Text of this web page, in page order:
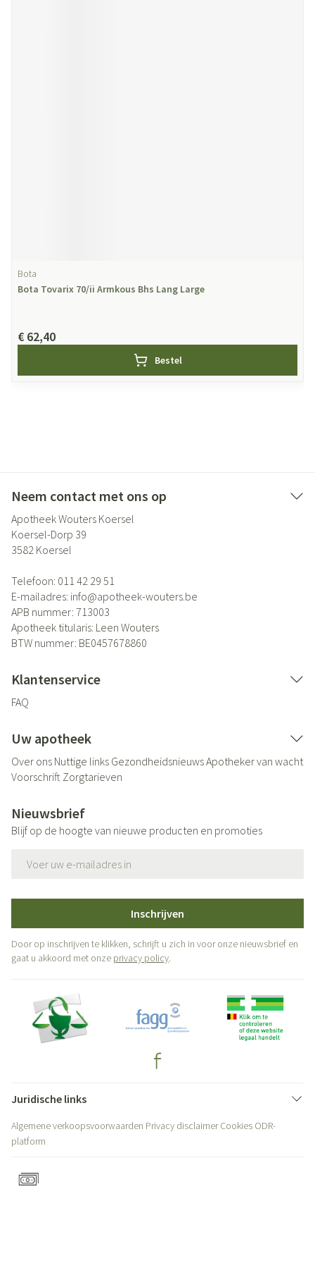
Bota
Bota Tovarix 70/ii Armkous Bhs Lang Large
€ 62,40
Bestel
Neem contact met ons op
Apotheek Wouters Koersel
Koersel-Dorp 39
3582 Koersel
Telefoon: 011 42 29 51
E-mailadres: info@apotheek-wouters.be
APB nummer: 713003
Apotheek titularis: Leen Wouters
BTW nummer: BE0457678860
Klantenservice
FAQ
Uw apotheek
Over ons Nuttige links GezondheidsnieuwsApotheker van wacht
Voorschrift Zorgtarieven
Nieuwsbrief
Blijf op de hoogte van nieuwe producten en promoties
Inschrijven
Door op inschrijven te klikken, schrijft u zich in voor onze nieuwsbrief en
gaat u akkoord met onze privacy policy.
Juridische links
Algemene verkoopsvoorwaarden Privacy disclaimer Cookies ODR-
platform